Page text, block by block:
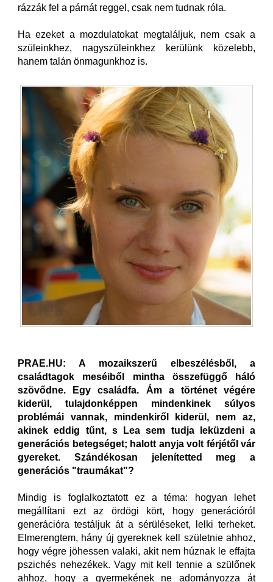
rázzák fel a párnát reggel, csak nem tudnak róla.
Ha ezeket a mozdulatokat megtaláljuk, nem csak a
szüleinkhez, nagyszüleinkhez kerülünk közelebb,
hanem talán önmagunkhoz is.
PRAE.HU: A mozaikszerű elbeszélésből, a
családtagok meséiből mintha összefüggő háló
szövődne. Egy családfa. Ám a történet végére
kiderül, tulajdonképpen mindenkinek súlyos
problémái vannak, mindenkiről kiderül, nem az,
akinek eddig tűnt, s Lea sem tudja leküzdeni a
generációs betegséget; halott anyja volt férjétől vár
gyereket. Szándékosan jelenítetted meg a
generációs "traumákat"?
Mindig is foglalkoztatott ez a téma: hogyan lehet
megállítani ezt az ördögi kört, hogy generációról
generációra testáljuk át a sérüléseket, lelki terheket.
Elmerengtem, hány új gyereknek kell születnie ahhoz,
hogy végre jöhessen valaki, akit nem húznak le effajta
pszichés nehezékek. Vagy mit kell tennie a szülőnek
ahhoz, hogy a gyermekének ne adományozza át